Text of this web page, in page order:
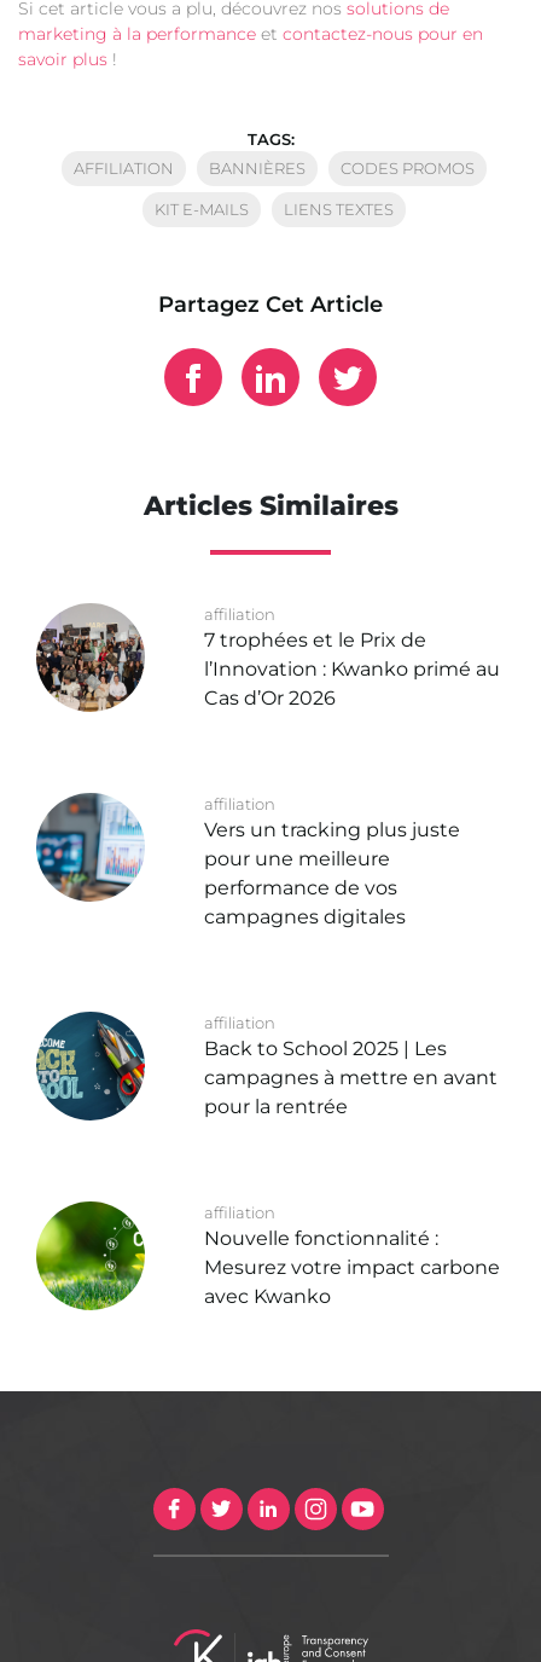
Si cet article vous a plu, découvrez nos solutions de
marketing à la performance et contactez-nous pour en
savoir plus !
TAGS:
AFFILIATION
BANNIÈRES CODES PROMOS
KIT E-MAILS LIENS TEXTES
Partagez Cet Article
Articles Similaires
affiliation
7 trophées et le Prix de
l’Innovation : Kwanko primé au
Cas d’Or 2026
affiliation
Vers un tracking plus juste
pour une meilleure
performance de vos
campagnes digitales
affiliation
Back to School 2025 | Les
campagnes à mettre en avant
pour la rentrée
affiliation
Nouvelle fonctionnalité :
Mesurez votre impact carbone
avec Kwanko